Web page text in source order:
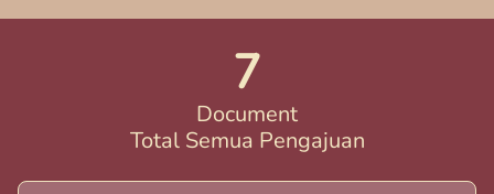
7
Document
Total Semua Pengajuan